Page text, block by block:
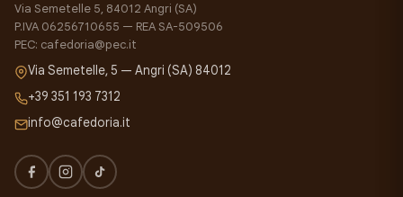
Via Semetelle 5, 84012 Angri (SA)
P.IVA 06256710655 — REA SA-509506
PEC: cafedoria@pec.it
Via Semetelle, 5 — Angri (SA) 84012
+39 351 193 7312
info@cafedoria.it